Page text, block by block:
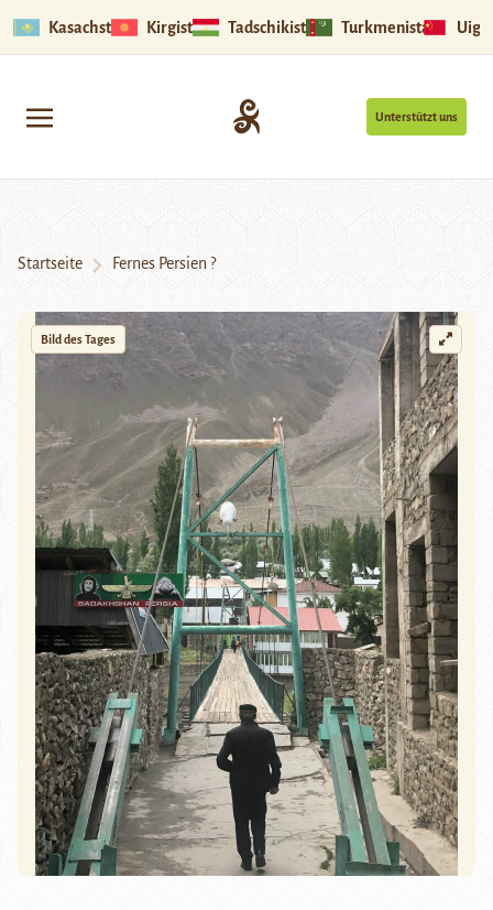
Kasachstan Kirgistan Tadschikistan Turkmenistan
Unterstützt uns
Startseite Fernes Persien ?
Bild des Tages